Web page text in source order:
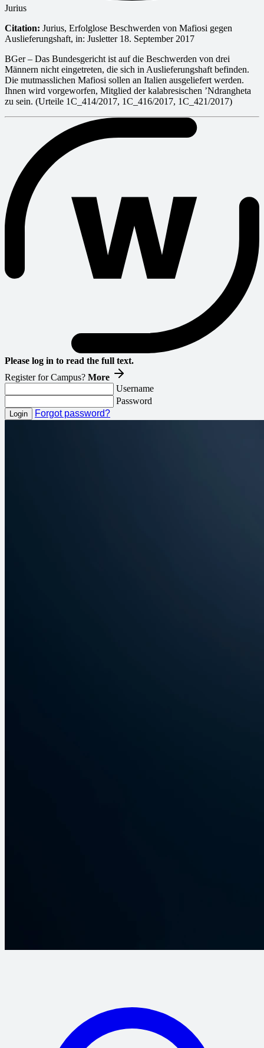
Jurius
Citation: Jurius, Erfolglose Beschwerden von Mafiosi gegen
Auslieferungshaft, in: Jusletter 18. September 2017
BGer – Das Bundesgericht ist auf die Beschwerden von drei
Männern nicht eingetreten, die sich in Auslieferungshaft befinden.
Die mutmasslichen Mafiosi sollen an Italien ausgeliefert werden.
Ihnen wird vorgeworfen, Mitglied der kalabresischen ’Ndrangheta
zu sein. (Urteile 1C_414/2017, 1C_416/2017, 1C_421/2017)
Please log in to read the full text.
Register for Campus? More
Username
Password
Forgot password?